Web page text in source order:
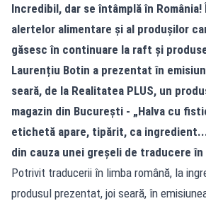
Incredibil, dar se întâmplă în
alertelor alimentare și al produșilor
găsesc în continuare la raft și
Laurențiu Botin a prezentat în
seară, de la Realitatea PLUS, un
magazin din București - „Halva cu
etichetă apare, tipărit, ca
din cauza unei greșeli de traducere în
Potrivit traducerii în limba română, la
produsul prezentat, joi seară, în